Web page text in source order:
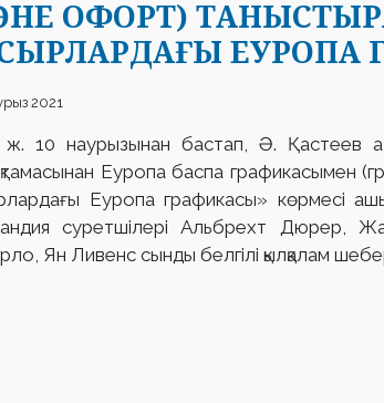
ОФОРТ)
ЕУРОПА
2021
ж. 10 наурызынан бастап, Ә. Қастеев
Еуропа баспа графикасымен
Еуропа графикасы» көрмесі
суретшілері Альбрехт Дюрер,
Ян Ливенс сынды белгілі қылқалам